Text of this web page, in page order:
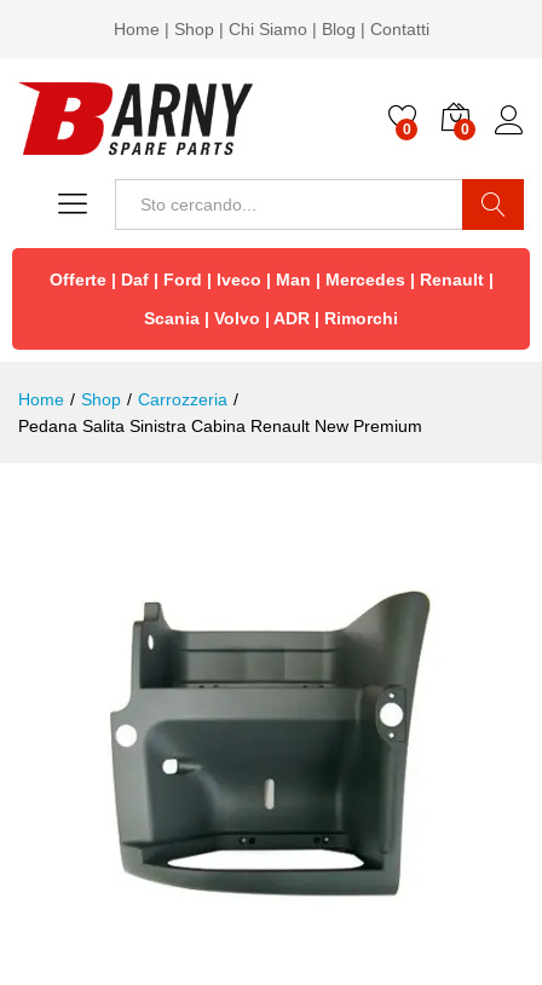
Home | Shop| Chi Siamo| Blog | Contatti
0 0
Offerte| Daf| Ford | Iveco | Man | Mercedes | Renault|
Scania | Volvo | ADR | Rimorchi
Home / Shop / Carrozzeria /
Pedana Salita Sinistra Cabina Renault New Premium